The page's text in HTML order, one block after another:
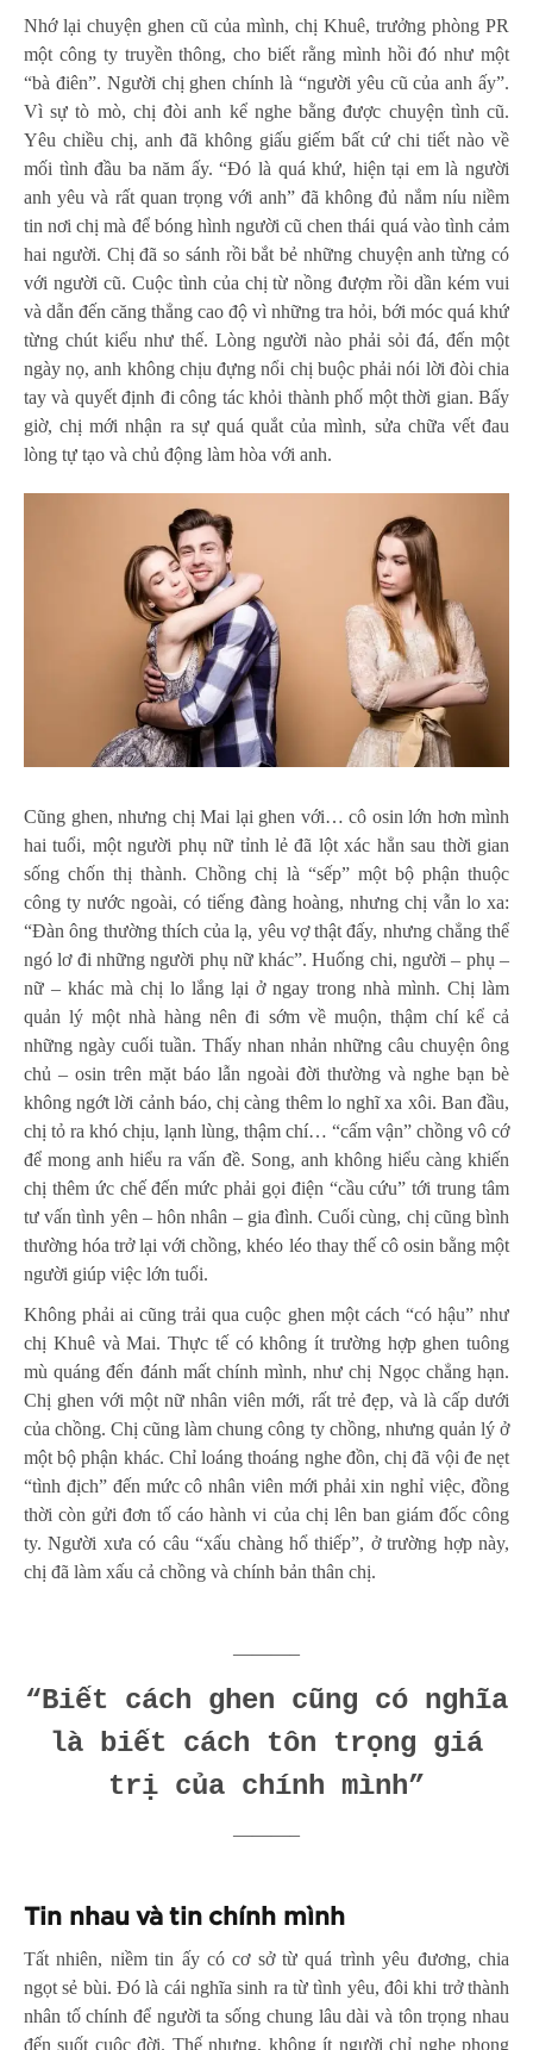
Nhớ lại chuyện ghen cũ của mình, chị Khuê, trưởng phòng PR
một công ty truyền thông, cho biết rằng mình hồi đó như một
“bà điên”. Người chị ghen chính là “người yêu cũ của anh ấy”.
Vì sự tò mò, chị đòi anh kể nghe bằng được chuyện tình cũ.
Yêu chiều chị, anh đã không giấu giếm bất cứ chi tiết nào về
mối tình đầu ba năm ấy. “Đó là quá khứ, hiện tại em là người
anh yêu và rất quan trọng với anh” đã không đủ nắm níu niềm
tin nơi chị mà để bóng hình người cũ chen thái quá vào tình cảm
hai người. Chị đã so sánh rồi bắt bẻ những chuyện anh từng có
với người cũ. Cuộc tình của chị từ nồng đượm rồi dần kém vui
và dẫn đến căng thẳng cao độ vì những tra hỏi, bới móc quá khứ
từng chút kiểu như thế. Lòng người nào phải sỏi đá, đến một
ngày nọ, anh không chịu đựng nổi chị buộc phải nói lời đòi chia
tay và quyết định đi công tác khỏi thành phố một thời gian. Bấy
giờ, chị mới nhận ra sự quá quắt của mình, sửa chữa vết đau
lòng tự tạo và chủ động làm hòa với anh.
Cũng ghen, nhưng chị Mai lại ghen với… cô osin lớn hơn mình
hai tuổi, một người phụ nữ tỉnh lẻ đã lột xác hẳn sau thời gian
sống chốn thị thành. Chồng chị là “sếp” một bộ phận thuộc
công ty nước ngoài, có tiếng đàng hoàng, nhưng chị vẫn lo xa:
“Đàn ông thường thích của lạ, yêu vợ thật đấy, nhưng chẳng thể
ngó lơ đi những người phụ nữ khác”. Huống chi, người – phụ –
nữ – khác mà chị lo lắng lại ở ngay trong nhà mình. Chị làm
quản lý một nhà hàng nên đi sớm về muộn, thậm chí kể cả
những ngày cuối tuần. Thấy nhan nhản những câu chuyện ông
chủ – osin trên mặt báo lẫn ngoài đời thường và nghe bạn bè
không ngớt lời cảnh báo, chị càng thêm lo nghĩ xa xôi. Ban đầu,
chị tỏ ra khó chịu, lạnh lùng, thậm chí… “cấm vận” chồng vô cớ
để mong anh hiểu ra vấn đề. Song, anh không hiểu càng khiến
chị thêm ức chế đến mức phải gọi điện “cầu cứu” tới trung tâm
tư vấn tình yên – hôn nhân – gia đình. Cuối cùng, chị cũng bình
thường hóa trở lại với chồng, khéo léo thay thế cô osin bằng một
người giúp việc lớn tuổi.
Không phải ai cũng trải qua cuộc ghen một cách “có hậu” như
chị Khuê và Mai. Thực tế có không ít trường hợp ghen tuông
mù quáng đến đánh mất chính mình, như chị Ngọc chẳng hạn.
Chị ghen với một nữ nhân viên mới, rất trẻ đẹp, và là cấp dưới
của chồng. Chị cũng làm chung công ty chồng, nhưng quản lý ở
một bộ phận khác. Chỉ loáng thoáng nghe đồn, chị đã vội đe nẹt
“tình địch” đến mức cô nhân viên mới phải xin nghỉ việc, đồng
thời còn gửi đơn tố cáo hành vi của chị lên ban giám đốc công
ty. Người xưa có câu “xấu chàng hổ thiếp”, ở trường hợp này,
chị đã làm xấu cả chồng và chính bản thân chị.
———–
“Biết cách ghen cũng có nghĩa
là biết cách tôn trọng giá
trị của chính mình”
———–
Tin nhau và tin chính mình
Tất nhiên, niềm tin ấy có cơ sở từ quá trình yêu đương, chia
ngọt sẻ bùi. Đó là cái nghĩa sinh ra từ tình yêu, đôi khi trở thành
nhân tố chính để người ta sống chung lâu dài và tôn trọng nhau
đến suốt cuộc đời. Thế nhưng, không ít người chỉ nghe phong